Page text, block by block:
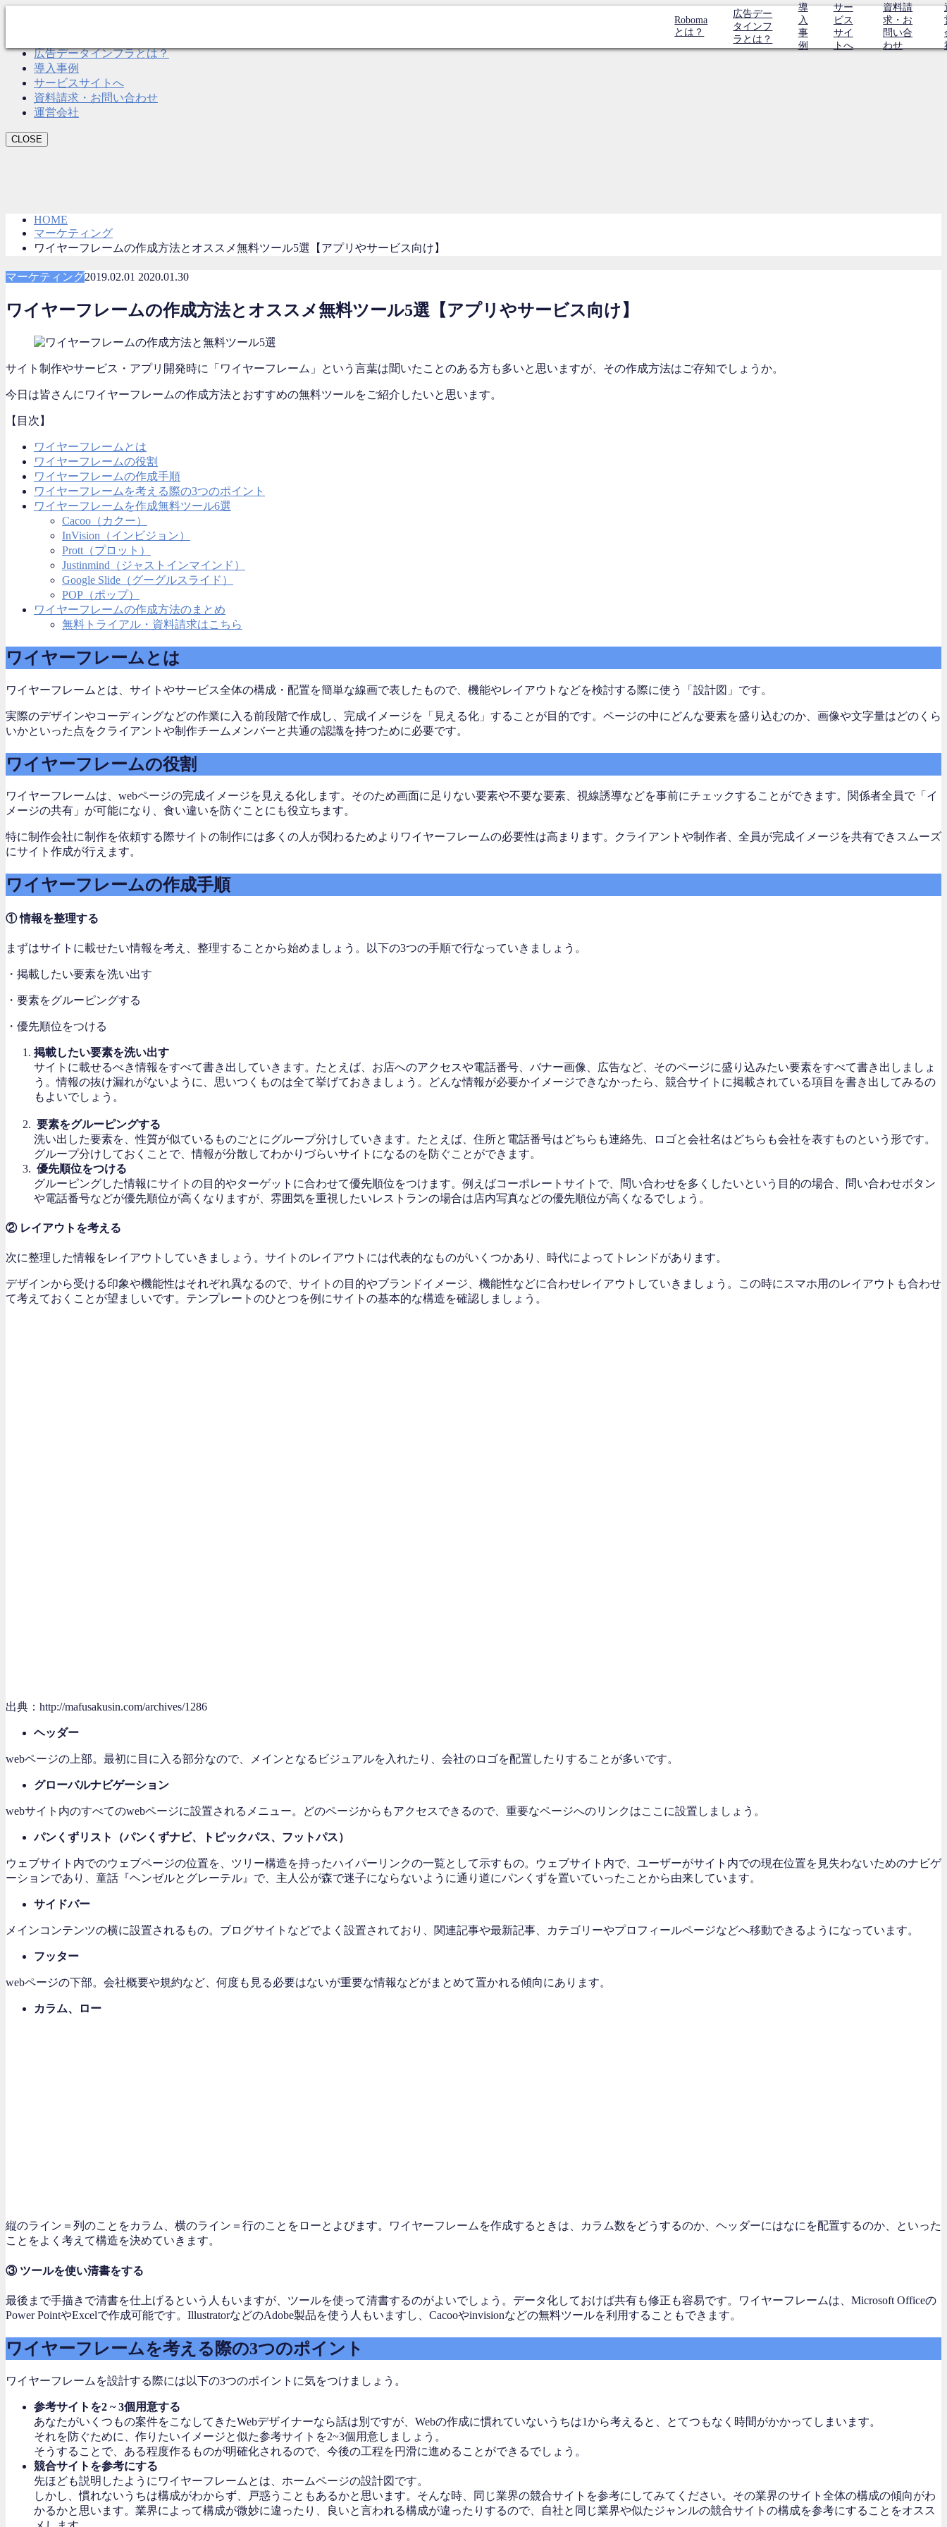
Roboma
とは？
広告デー
タインフ
ラとは？
導
入
事
例
サー
ビス
サイ
トへ
資料請
求・お
問い合
わせ
広告データインフラとは？
導入事例
サービスサイトへ
資料請求・お問い合わせ
運営会社
CLOSE
HOME
マーケティング
ワイヤーフレームの作成方法とオススメ無料ツール5選【アプリやサービス向け】
マーケティング2019.02.01 2020.01.30
ワイヤーフレームの作成方法とオススメ無料ツール5選【アプリやサービス向け】
サイト制作やサービス・アプリ開発時に「ワイヤーフレーム」という言葉は聞いたことのある方も多いと思いますが、その作成方法はご存知でしょうか。
今日は皆さんにワイヤーフレームの作成方法とおすすめの無料ツールをご紹介したいと思います。
【目次】
ワイヤーフレームとは
ワイヤーフレームの役割
ワイヤーフレームの作成手順
ワイヤーフレームを考える際の3つのポイント
ワイヤーフレームを作成無料ツール6選
Cacoo（カクー）
InVision（インビジョン）
Prott（プロット）
Justinmind（ジャストインマインド）
Google Slide（グーグルスライド）
POP（ポップ）
ワイヤーフレームの作成方法のまとめ
無料トライアル・資料請求はこちら
ワイヤーフレームとは
ワイヤーフレームとは、サイトやサービス全体の構成・配置を簡単な線画で表したもので、機能やレイアウトなどを検討する際に使う「設計図」です。
実際のデザインやコーディングなどの作業に入る前段階で作成し、完成イメージを「見える化」することが目的です。ページの中にどんな要素を盛り込むのか、画像や文字量はどのくら
いかといった点をクライアントや制作チームメンバーと共通の認識を持つために必要です。
ワイヤーフレームの役割
ワイヤーフレームは、webページの完成イメージを見える化します。そのため画面に足りない要素や不要な要素、視線誘導などを事前にチェックすることができます。関係者全員で「イ
メージの共有」が可能になり、食い違いを防ぐことにも役立ちます。
特に制作会社に制作を依頼する際サイトの制作には多くの人が関わるためよりワイヤーフレームの必要性は高まります。クライアントや制作者、全員が完成イメージを共有できスムーズ
にサイト作成が行えます。
ワイヤーフレームの作成手順
① 情報を整理する
まずはサイトに載せたい情報を考え、整理することから始めましょう。以下の3つの手順で行なっていきましょう。
・掲載したい要素を洗い出す
・要素をグルーピングする
・優先順位をつける
掲載したい要素を洗い出す
サイトに載せるべき情報をすべて書き出していきます。たとえば、お店へのアクセスや電話番号、バナー画像、広告など、そのページに盛り込みたい要素をすべて書き出しましょ
う。情報の抜け漏れがないように、思いつくものは全て挙げておきましょう。どんな情報が必要かイメージできなかったら、競合サイトに掲載されている項目を書き出してみるの
もよいでしょう。
要素をグルーピングする
洗い出した要素を、性質が似ているものごとにグループ分けしていきます。たとえば、住所と電話番号はどちらも連絡先、ロゴと会社名はどちらも会社を表すものという形です。
グループ分けしておくことで、情報が分散してわかりづらいサイトになるのを防ぐことができます。
優先順位をつける
グルーピングした情報にサイトの目的やターゲットに合わせて優先順位をつけます。例えばコーポレートサイトで、問い合わせを多くしたいという目的の場合、問い合わせボタン
や電話番号などが優先順位が高くなりますが、雰囲気を重視したいレストランの場合は店内写真などの優先順位が高くなるでしょう。
② レイアウトを考える
次に整理した情報をレイアウトしていきましょう。サイトのレイアウトには代表的なものがいくつかあり、時代によってトレンドがあります。
デザインから受ける印象や機能性はそれぞれ異なるので、サイトの目的やブランドイメージ、機能性などに合わせレイアウトしていきましょう。この時にスマホ用のレイアウトも合わせ
て考えておくことが望ましいです。テンプレートのひとつを例にサイトの基本的な構造を確認しましょう。
出典：http://mafusakusin.com/archives/1286
ヘッダー
webページの上部。最初に目に入る部分なので、メインとなるビジュアルを入れたり、会社のロゴを配置したりすることが多いです。
グローバルナビゲーション
webサイト内のすべてのwebページに設置されるメニュー。どのページからもアクセスできるので、重要なページへのリンクはここに設置しましょう。
パンくずリスト（パンくずナビ、トピックパス、フットパス）
ウェブサイト内でのウェブページの位置を、ツリー構造を持ったハイパーリンクの一覧として示すもの。ウェブサイト内で、ユーザーがサイト内での現在位置を見失わないためのナビゲ
ーションであり、童話『ヘンゼルとグレーテル』で、主人公が森で迷子にならないように通り道にパンくずを置いていったことから由来しています。
サイドバー
メインコンテンツの横に設置されるもの。ブログサイトなどでよく設置されており、関連記事や最新記事、カテゴリーやプロフィールページなどへ移動できるようになっています。
フッター
webページの下部。会社概要や規約など、何度も見る必要はないが重要な情報などがまとめて置かれる傾向にあります。
カラム、ロー
縦のライン＝列のことをカラム、横のライン＝行のことをローとよびます。ワイヤーフレームを作成するときは、カラム数をどうするのか、ヘッダーにはなにを配置するのか、といった
ことをよく考えて構造を決めていきます。
③ ツールを使い清書をする
最後まで手描きで清書を仕上げるという人もいますが、ツールを使って清書するのがよいでしょう。データ化しておけば共有も修正も容易です。ワイヤーフレームは、Microsoft Officeの
Power PointやExcelで作成可能です。IllustratorなどのAdobe製品を使う人もいますし、Cacooやinvisionなどの無料ツールを利用することもできます。
ワイヤーフレームを考える際の3つのポイント
ワイヤーフレームを設計する際には以下の3つのポイントに気をつけましょう。
参考サイトを2 ~ 3個用意する
あなたがいくつもの案件をこなしてきたWebデザイナーなら話は別ですが、Webの作成に慣れていないうちは1から考えると、とてつもなく時間がかかってしまいます。
それを防ぐために、作りたいイメージと似た参考サイトを2~3個用意しましょう。
そうすることで、ある程度作るものが明確化されるので、今後の工程を円滑に進めることができるでしょう。
競合サイトを参考にする
先ほども説明したようにワイヤーフレームとは、ホームページの設計図です。
しかし、慣れないうちは構成がわからず、戸惑うこともあるかと思います。そんな時、同じ業界の競合サイトを参考にしてみてください。その業界のサイト全体の構成の傾向がわ
かるかと思います。業界によって構成が微妙に違ったり、良いと言われる構成が違ったりするので、自社と同じ業界や似たジャンルの競合サイトの構成を参考にすることをオスス